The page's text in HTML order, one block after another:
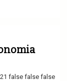
false false false